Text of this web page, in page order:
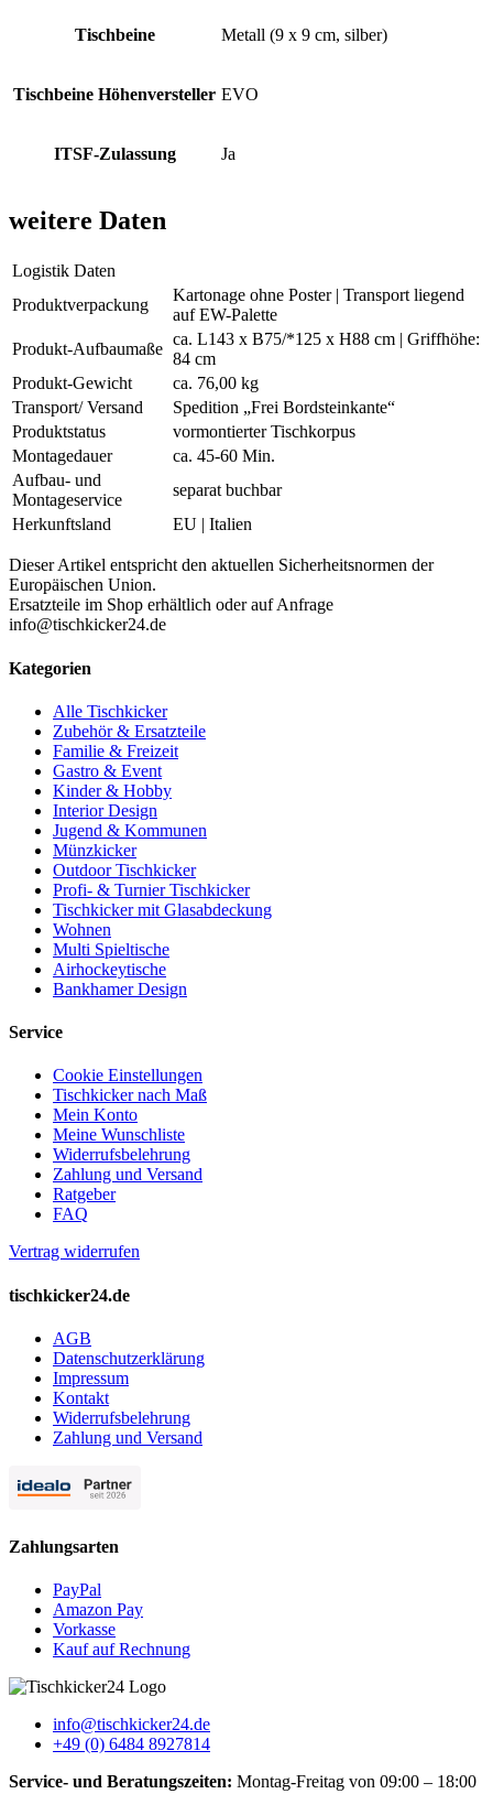
Tischbeine Metall (9 x 9 cm, silber)
Tischbeine Höhenversteller EVO
ITSF-Zulassung Ja
weitere Daten
Logistik Daten
Produktverpackung
Kartonage ohne Poster | Transport liegend
auf EW-Palette
Produkt-Aufbaumaße
ca. L143 x B75/*125 x H88 cm | Griffhöhe:
84 cm
Produkt-Gewicht
ca. 76,00 kg
Transport/ Versand
Spedition „Frei Bordsteinkante“
Produktstatus
vormontierter Tischkorpus
Montagedauer
ca. 45-60 Min.
Aufbau- und
Montageservice
separat buchbar
Herkunftsland
EU | Italien
Dieser Artikel entspricht den aktuellen Sicherheitsnormen der
Europäischen Union.
Ersatzteile im Shop erhältlich oder auf Anfrage
info@tischkicker24.de
Kategorien
Alle Tischkicker
Zubehör & Ersatzteile
Familie & Freizeit
Gastro & Event
Kinder & Hobby
Interior Design
Jugend & Kommunen
Münzkicker
Outdoor Tischkicker
Profi- & Turnier Tischkicker
Tischkicker mit Glasabdeckung
Wohnen
Multi Spieltische
Airhockeytische
Bankhamer Design
Service
Cookie Einstellungen
Tischkicker nach Maß
Mein Konto
Meine Wunschliste
Widerrufsbelehrung
Zahlung und Versand
Ratgeber
FAQ
Vertrag widerrufen
tischkicker24.de
AGB
Datenschutzerklärung
Impressum
Kontakt
Widerrufsbelehrung
Zahlung und Versand
Zahlungsarten
PayPal
Amazon Pay
Vorkasse
Kauf auf Rechnung
info@tischkicker24.de
+49 (0) 6484 8927814
Service- und Beratungszeiten: Montag-Freitag von 09:00 – 18:00